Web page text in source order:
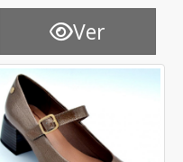
Ver